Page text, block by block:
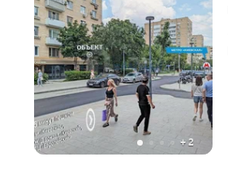
+ 2